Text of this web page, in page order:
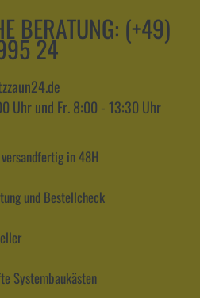
BERATUNG: (+49)
24
Uhr und Fr. 8:00 - 13:30 Uhr
in 48H
und Bestellcheck
Systembaukästen